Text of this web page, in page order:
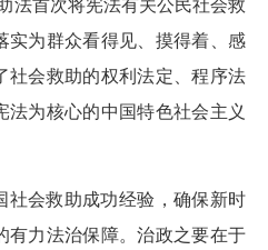
法首次将宪法有关公民社会救
实为群众看得见、摸得着、感
社会救助的权利法定、程序法
法为核心的中国特色社会主义
社会救助成功经验，确保新时
有力法治保障。治政之要在于